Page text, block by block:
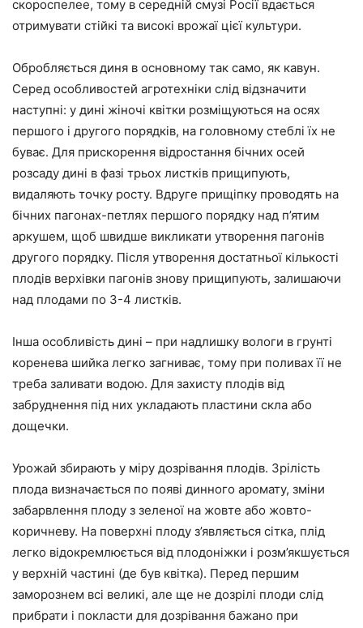
скороспелее, тому в середній смузі Росії вдається
отримувати стійкі та високі врожаї цієї культури.
Обробляється диня в основному так само, як кавун.
Серед особливостей агротехніки слід відзначити
наступні: у дині жіночі квітки розміщуються на осях
першого і другого порядків, на головному стеблі їх не
буває. Для прискорення відростання бічних осей
розсаду дині в фазі трьох листків прищипують,
видаляють точку росту. Вдруге прищіпку проводять на
бічних пагонах-петлях першого порядку над п’ятим
аркушем, щоб швидше викликати утворення пагонів
другого порядку. Після утворення достатньої кількості
плодів верхівки пагонів знову прищипують, залишаючи
над плодами по 3-4 листків.
Інша особливість дині – при надлишку вологи в грунті
коренева шийка легко загниває, тому при поливах її не
треба заливати водою. Для захисту плодів від
забруднення під них укладають пластини скла або
дощечки.
Урожай збирають у міру дозрівання плодів. Зрілість
плода визначається по появі динного аромату, зміни
забарвлення плоду з зеленої на жовте або жовто-
коричневу. На поверхні плоду з’являється сітка, плід
легко відокремлюється від плодоніжки і розм’якшується
у верхній частині (де був квітка). Перед першим
заморознем всі великі, але ще не дозрілі плоди слід
прибрати і покласти для дозрівання бажано при